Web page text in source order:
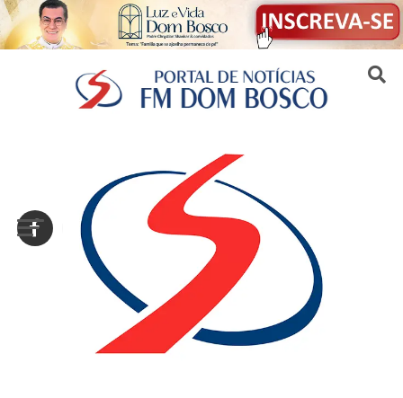
Sair da versão mobile